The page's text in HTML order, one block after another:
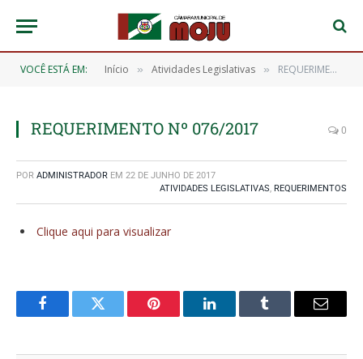
VOCÊ ESTÁ EM: Início » Atividades Legislativas » REQUERIMENTO Nº 076/2017
REQUERIMENTO Nº 076/2017 0
POR ADMINISTRADOR EM 22 DE JUNHO DE 2017
ATIVIDADES LEGISLATIVAS, REQUERIMENTOS
Clique aqui para visualizar
FacebookTwitter Pinterest O
Tumblr
E-